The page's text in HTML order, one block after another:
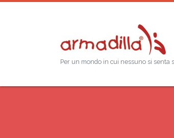
Per un mondo in cui nessuno si senta